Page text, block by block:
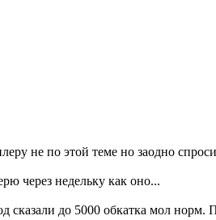
не по этой теме но заодно
через недельку как оно...
до 5000 обкатка мол